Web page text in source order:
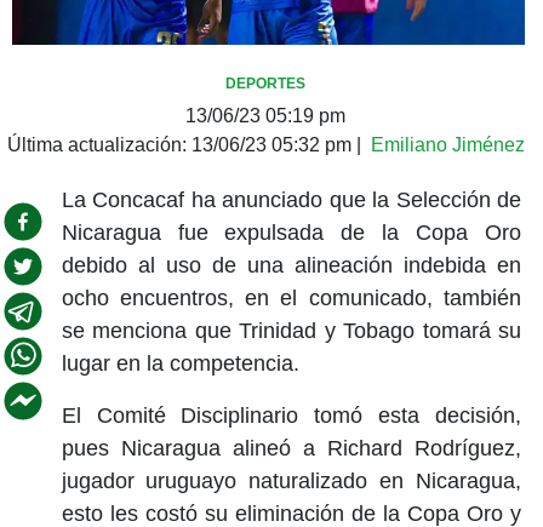
DEPORTES
13/06/23 05:19 pm
Última actualización: 13/06/23 05:32 pm| Emiliano Jiménez
La Concacaf ha anunciado que la Selección de
Nicaragua fue expulsada de la Copa Oro
debido al uso de una alineación indebida en
ocho encuentros, en el comunicado, también
se menciona que Trinidad y Tobago tomará su
lugar en la competencia.
El Comité Disciplinario tomó esta decisión,
pues Nicaragua alineó a Richard Rodríguez,
jugador uruguayo naturalizado en Nicaragua,
esto les costó su eliminación de la Copa Oro y